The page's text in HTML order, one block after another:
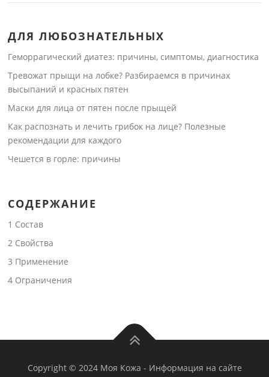
ДЛЯ ЛЮБОЗНАТЕЛЬНЫХ
Геморрагический диатез: причины, симптомы, диагностика
Тревожат прыщи на лобке? Разбираемся в причинах
высыпаний и красных пятен
Маски для лица от пятен после прыщей
Как распознать и лечить грибок на лице? Полезные
рекомендации для каждого
Чешется в горле: причины
СОДЕРЖАНИЕ
1 Состав
2 Свойства
3 Применение
4 Ограничения
Copyright © 2024 Моя Кожа - Информация на сайте